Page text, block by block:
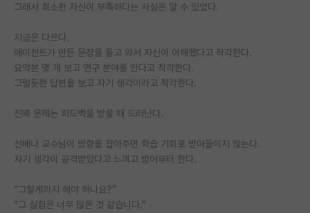
그래서 최소한 자신이 부족하다는 사실은 알 수 있었다.
지금은 다르다.
에이전트가 만든 문장을 들고 와서 자신이 이해했다고 착각한다.
요약본 몇 개 보고 연구 분야를 안다고 착각한다.
그럴듯한 답변을 보고 자기 생각이라고 착각한다.
진짜 문제는 피드백을 받을 때 드러난다.
선배나 교수님이 방향을 잡아주면 학습 기회로 받아들이지 않는다.
자기 생각이 공격받았다고 느끼고 방어부터 한다.
“그렇게까지 해야 하나요?”
“그 실험은 너무 많은 것 같습니다.”